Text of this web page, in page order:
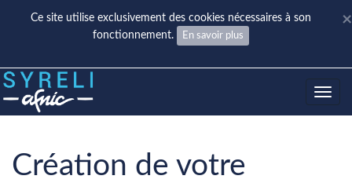
×
Ce site utilise exclusivement des cookies nécessaires à son
fonctionnement.
En savoir plus
Toggle
Création de votre